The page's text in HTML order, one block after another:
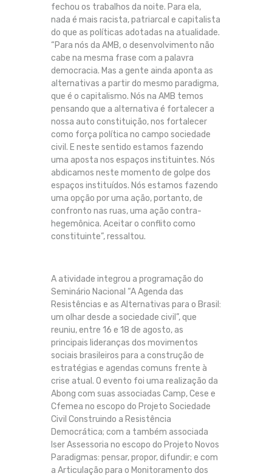
fechou os trabalhos da noite. Para ela,
nada é mais racista, patriarcal e capitalista
do que as políticas adotadas na atualidade.
“Para nós da AMB, o desenvolvimento não
cabe na mesma frase com a palavra
democracia. Mas a gente ainda aponta as
alternativas a partir do mesmo paradigma,
que é o capitalismo. Nós na AMB temos
pensando que a alternativa é fortalecer a
nossa auto constituição, nos fortalecer
como força política no campo sociedade
civil. E neste sentido estamos fazendo
uma aposta nos espaços instituintes. Nós
abdicamos neste momento de golpe dos
espaços instituídos. Nós estamos fazendo
uma opção por uma ação, portanto, de
confronto nas ruas, uma ação contra-
hegemônica. Aceitar o conflito como
constituinte”, ressaltou.
A atividade integrou a programação do
Seminário Nacional “A Agenda das
Resistências e as Alternativas para o Brasil:
um olhar desde a sociedade civil”, que
reuniu, entre 16 e 18 de agosto, as
principais lideranças dos movimentos
sociais brasileiros para a construção de
estratégias e agendas comuns frente à
crise atual. O evento foi uma realização da
Abong com suas associadas Camp, Cese e
Cfemea no escopo do Projeto Sociedade
Civil Construindo a Resistência
Democrática; com a também associada
Iser Assessoria no escopo do Projeto Novos
Paradigmas: pensar, propor, difundir; e com
a Articulação para o Monitoramento dos